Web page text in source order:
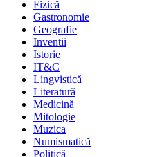
Fizică
Gastronomie
Geografie
Inventii
Istorie
IT&C
Lingvistică
Literatură
Medicină
Mitologie
Muzica
Numismatică
Politică